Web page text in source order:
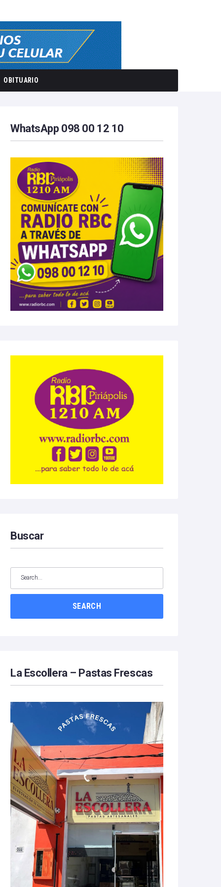
OBITUARIO
WhatsApp 098 00 12 10
Buscar
SEARCH
La Escollera – Pastas Frescas